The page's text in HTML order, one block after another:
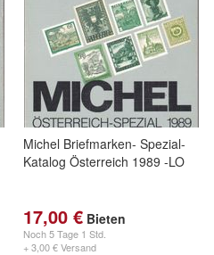
Michel Briefmarken- Spezial-
Katalog Österreich 1989 -LO
17,00 € Bieten
Noch5 Tage 1 Std.
+ 3,00 € Versand